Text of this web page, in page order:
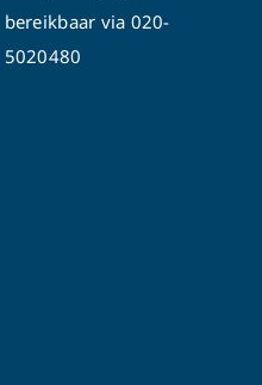
bereikbaar via 020-
5020480